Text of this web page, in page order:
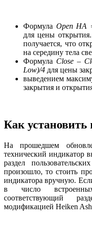
Формула Open HA
для цены
получается, что
на середину тела
Формула Close –
Low)/4 для цены
выведением
закрытия и
Как установить
На прошедшем
технический индикатор
раздел
произошло, то стоить
индикатора вручную.
в число
соответствующий
модификацией Heiken